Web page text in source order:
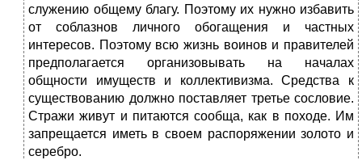
служению общему благу. Поэтому их нужно избавить
от соблазнов личного обогащения и частных
интересов. Поэтому всю жизнь воинов и правителей
предполагается организовывать на началах
общности имуществ и коллективизма. Средства к
существованию должно поставляет третье сословие.
Стражи живут и питаются сообща, как в походе. Им
запрещается иметь в своем распоряжении золото и
серебро.